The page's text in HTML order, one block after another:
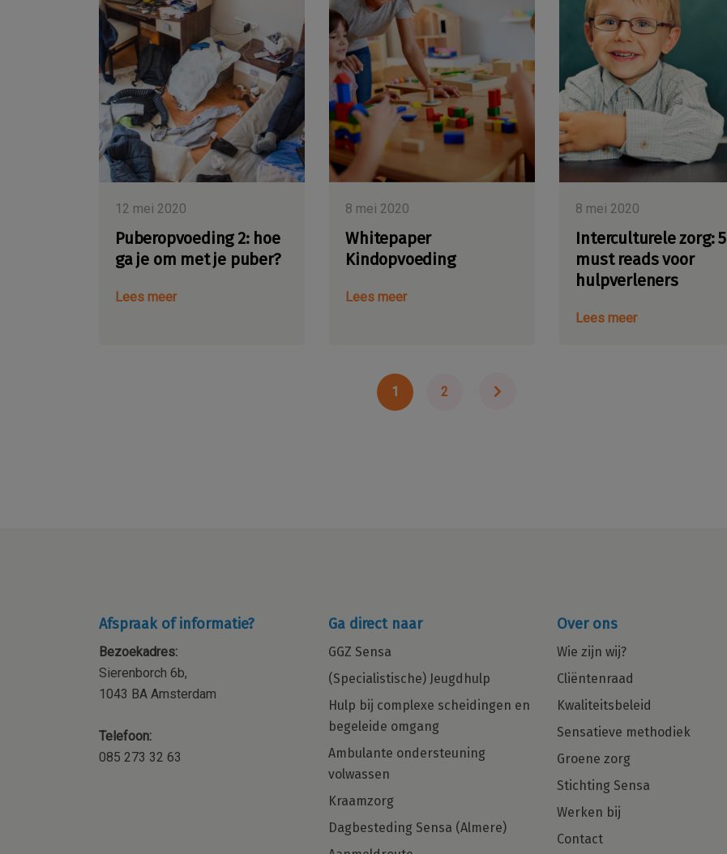
Kraamzorg – Kraamverzorgende in
de regio Amsterdam en omgeving
Word jij onze nieuwe collega voor de
met een zorgHART en net dat
beetje extra gezocht voor Regio
Ben jij die Basis Psycholoog met
hulpverlenershart dan zijn wij op zoek
12 mei 2020
Puberopvoeding 2: hoe
ga je om met je puber?
Lees meer
8 mei 2020
Whitepaper
Kindopvoeding
Lees meer
8 mei 2020
Interculturele zorg: 5
must reads voor
hulpverleners
Lees meer
1 2
Afspraak of informatie?
Bezoekadres:
Sierenborch 6b,
1043 BA Amsterdam
Telefoon:
085 273 32 63
Ga direct naar
GGZ Sensa
(Specialistische) Jeugdhulp
Hulp bij complexe scheidingen en
begeleide omgang
Ambulante ondersteuning
volwassen
Kraamzorg
Dagbesteding Sensa (Almere)
Over ons
Wie zijn wij?
Cliëntenraad
Kwaliteitsbeleid
Sensatieve methodiek
Groene zorg
Stichting Sensa
Werken bij
Contact